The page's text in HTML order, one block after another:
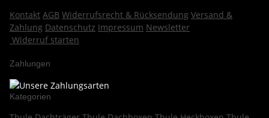
Kontakt AGB Widerrufsrecht & Rücksendung Versand &
Zahlung Datenschutz Impressum Newsletter
Widerruf starten
Zahlungen
Kategorien